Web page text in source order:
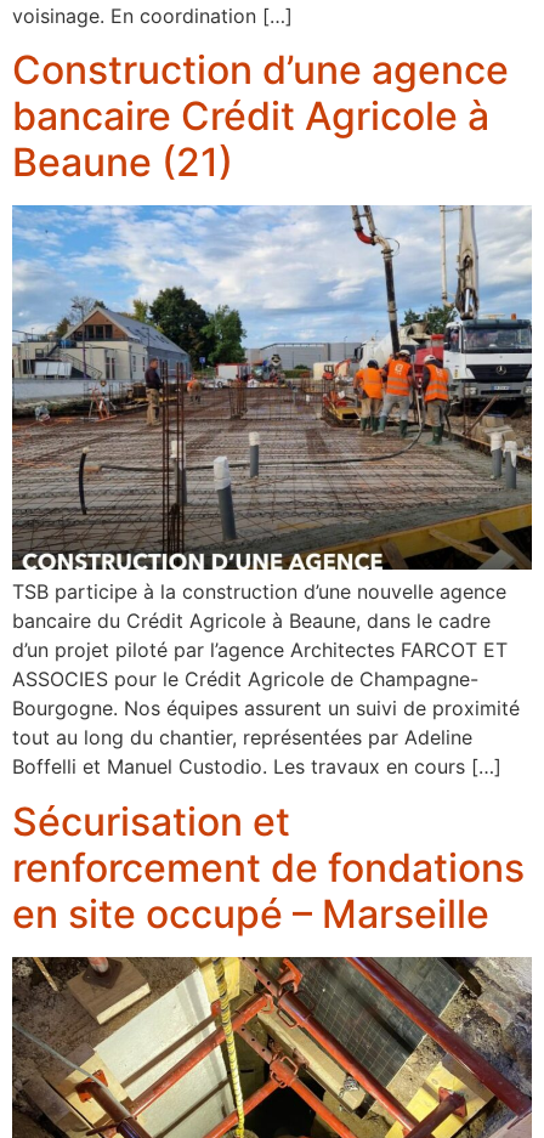
voisinage. En coordination […]
Construction d’une agence
bancaire Crédit Agricole à
Beaune (21)
TSB participe à la construction d’une nouvelle agence
bancaire du Crédit Agricole à Beaune, dans le cadre
d’un projet piloté par l’agence Architectes FARCOT ET
ASSOCIES pour le Crédit Agricole de Champagne-
Bourgogne. Nos équipes assurent un suivi de proximité
tout au long du chantier, représentées par Adeline
Boffelli et Manuel Custodio. Les travaux en cours […]
Sécurisation et
renforcement de fondations
en site occupé – Marseille